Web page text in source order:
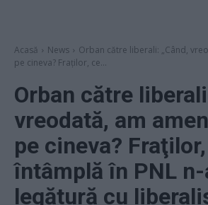
Acasă News
Orban către liberali: „Când,
pe cineva? Fraţilor, ce...
Orban către
vreodată, am
pe cineva?
întâmplă în PNL
legătură cu